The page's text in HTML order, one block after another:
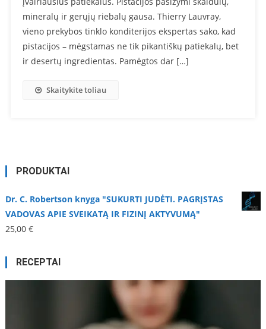
mineralų ir gerųjų riebalų gausa. Thierry Lauvray,
vieno prekybos tinklo konditerijos ekspertas sako, kad
pistacijos – mėgstamas ne tik pikantiškų patiekalų, bet
ir desertų ingredientas. Pamėgtos dar […]
Skaitykite toliau
PRODUKTAI
Dr. C. Robertson knyga "SUKURTI JUDĖTI. PAGRĮSTAS
VADOVAS APIE SVEIKATĄ IR FIZINĮ AKTYVUMĄ"
25,00 €
RECEPTAI